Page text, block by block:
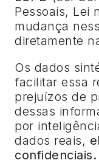
Pessoais, Lei
mudança
diretamente
Os dados
facilitar essa
prejuízos de
dessas
por
dados reais,
confidenciais.